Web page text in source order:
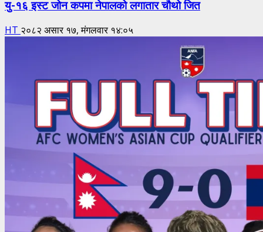
यु-१६ इस्ट जोन कपमा नेपालको लगातार चौथो जित
HT २०८२ असार १७, मंगलवार १४:०५